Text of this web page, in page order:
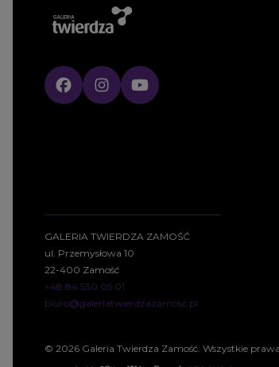
GALERIA TWIERDZA ZAMOŚĆ
ul. Przemysłowa 10
22-400 Zamość
+48 84 530 05 01
biuro@galeriatwierdzazamosc.pl
© 2026 Galeria Twierdza Zamość. Wszystkie